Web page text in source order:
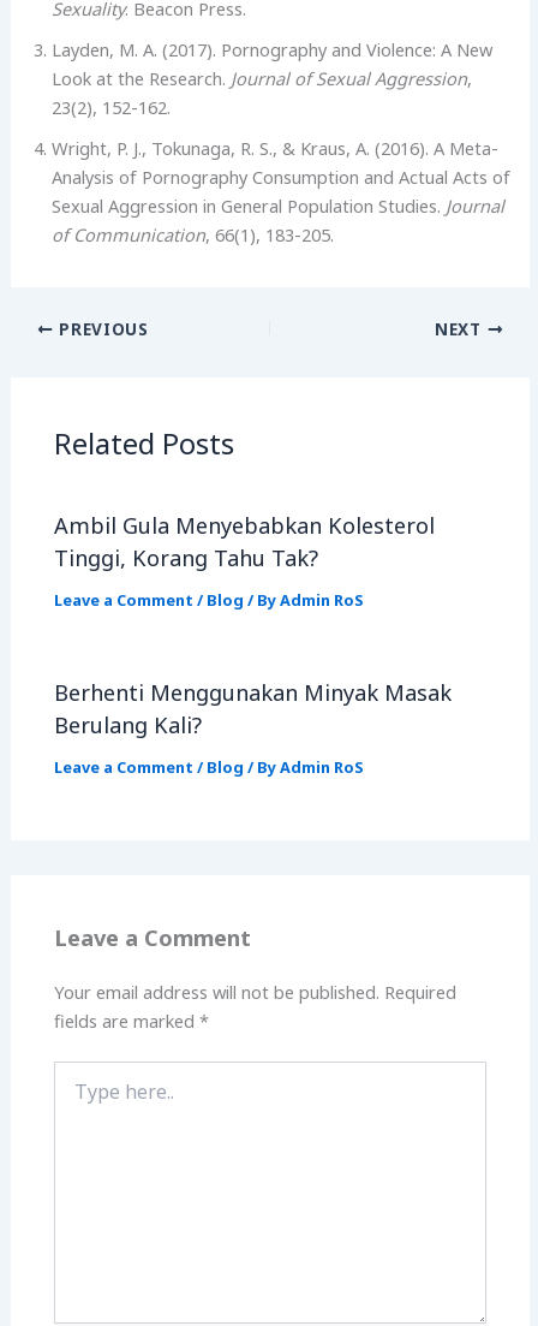
Sexuality. Beacon Press.
Layden, M. A. (2017). Pornography and Violence: A New
Look at the Research. Journal of Sexual Aggression,
23(2), 152-162.
Wright, P. J., Tokunaga, R. S., & Kraus, A. (2016). A Meta-
Analysis of Pornography Consumption and Actual Acts of
Sexual Aggression in General Population Studies. Journal
of Communication, 66(1), 183-205.
PREVIOUS NEXT
Related Posts
Ambil Gula Menyebabkan Kolesterol
Tinggi, Korang Tahu Tak?
Leave a Comment / Blog / ByAdmin RoS
Berhenti Menggunakan Minyak Masak
Berulang Kali?
Leave a Comment / Blog / ByAdmin RoS
Leave a Comment
Your email address will not be published. Required
fields are marked*
here..